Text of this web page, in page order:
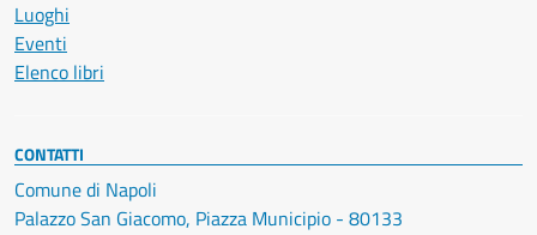
Luoghi
Eventi
Elenco libri
CONTATTI
Comune di Napoli
Palazzo San Giacomo, Piazza Municipio - 80133